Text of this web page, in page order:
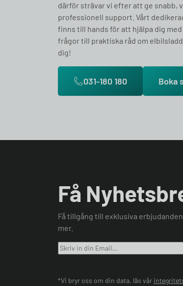
därför strävar vi efter att ge snabb,
professionell support. Vårt
finns till hands för att hjälpa dig
frågor till praktiska råd om
dig!
031-180 180 Boka
Få
Få tillgång till exklusiva
mer.
*Vi bryr oss om din data, läs vår